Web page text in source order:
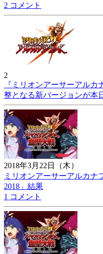
2 コメント
2
『ミリオンアーサーアル
整となる新バージョンが本
2018年3月22日（木）
ミリオンアーサーアルカナ
2018」結果
1 コメント